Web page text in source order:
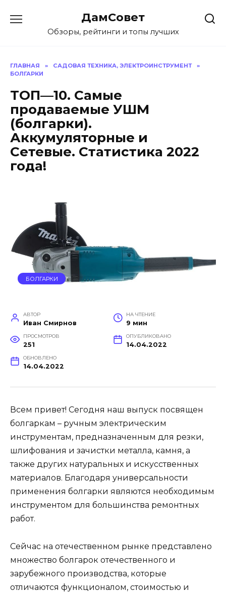
содержанию
ДамСовет
Обзоры, рейтинги и топы лучших
ГЛАВНАЯ » САДОВАЯ ТЕХНИКА, ЭЛЕКТРОИНСТРУМЕНТ
»
БОЛГАРКИ
ТОП—10. Самые
продаваемые УШМ
(болгарки).
Аккумуляторные и
Сетевые. Статистика 2022
года!
БОЛГАРКИ
АВТОР
Иван Смирнов
НА ЧТЕНИЕ
9 мин
ПРОСМОТРОВ
251
ОПУБЛИКОВАНО
14.04.2022
ОБНОВЛЕНО
14.04.2022
Всем привет! Сегодня наш выпуск посвящен
болгаркам – ручным электрическим
инструментам, предназначенным для резки,
шлифования и зачистки металла, камня, а
также других натуральных и искусственных
материалов. Благодаря универсальности
применения болгарки являются необходимым
инструментом для большинства ремонтных
работ.
Сейчас на отечественном рынке представлено
множество болгарок отечественного и
зарубежного производства, которые
отличаются функционалом, стоимостью и